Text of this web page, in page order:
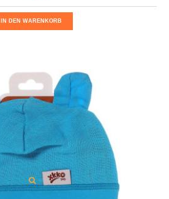
IN DEN WARENKORB